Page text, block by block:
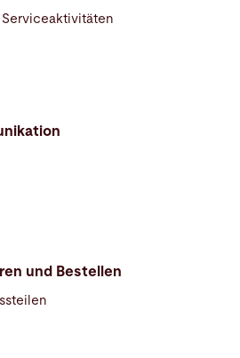
und Bestellen